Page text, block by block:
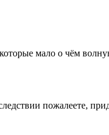
мало о чём
пожалеете,